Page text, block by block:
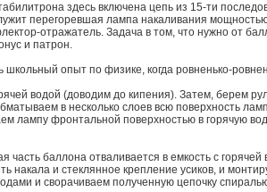
здесь включена цепь из 15-ти
перегоревшая лампа накаливания
отражатель. Задача в том, что нужно от
и патрон.
опыт по физике, когда ровненько-
водой (доводим до кипения). Затем, берем
в несколько слоев всю поверхность
лампу фронтальной поверхностью в горячую
часть баллона отваливается в емкость с
накала и стеклянное крепление усиков, и
и сворачиваем полученную цепочку